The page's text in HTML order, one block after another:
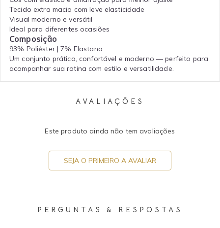
Tecido extra macio com leve elasticidade
Visual moderno e versátil
Ideal para diferentes ocasiões
Composição
93% Poliéster | 7% Elastano
Um conjunto prático, confortável e moderno — perfeito para
acompanhar sua rotina com estilo e versatilidade.
AVALIAÇÕES
Este produto ainda não tem avaliações
SEJA O PRIMEIRO A AVALIAR
PERGUNTAS & RESPOSTAS